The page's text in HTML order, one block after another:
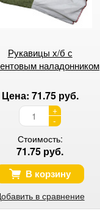
Рукавицы х/б с
наладонником
Цена: 71.75 руб.
+
-
Стоимость:
71.75 руб.
В корзину
в сравнение